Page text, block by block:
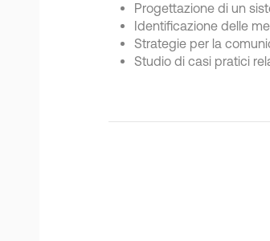
Progettazione di un
Identificazione delle
Strategie per la
Studio di casi pratici